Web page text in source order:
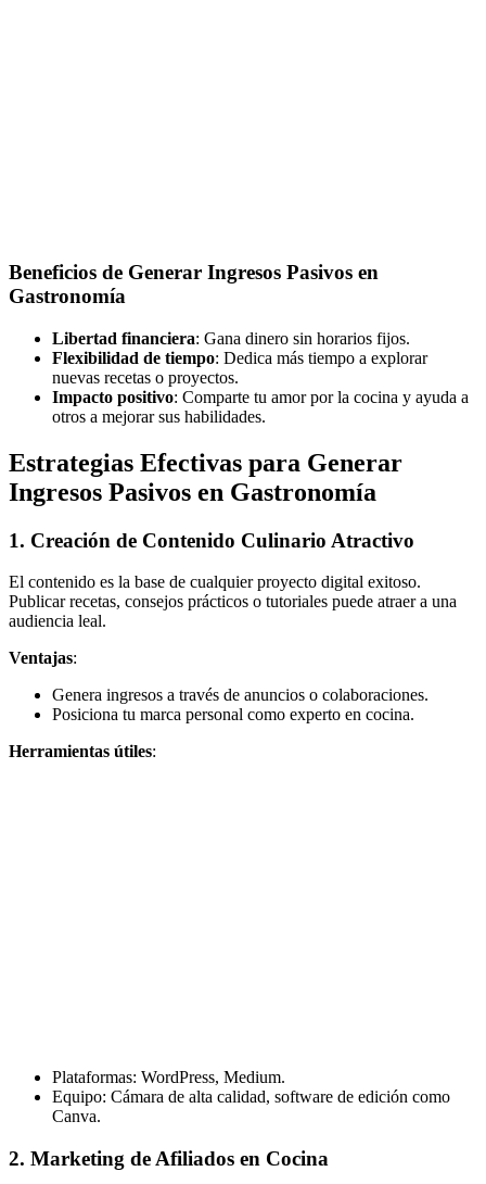
Beneficios de Generar Ingresos Pasivos en
Gastronomía
Libertad financiera: Gana dinero sin horarios fijos.
Flexibilidad de tiempo: Dedica más tiempo a explorar
nuevas recetas o proyectos.
Impacto positivo: Comparte tu amor por la cocina y ayuda a
otros a mejorar sus habilidades.
Estrategias Efectivas para Generar
Ingresos Pasivos en Gastronomía
1. Creación de Contenido Culinario Atractivo
El contenido es la base de cualquier proyecto digital exitoso.
Publicar recetas, consejos prácticos o tutoriales puede atraer a una
audiencia leal.
Ventajas:
Genera ingresos a través de anuncios o colaboraciones.
Posiciona tu marca personal como experto en cocina.
Herramientas útiles:
Plataformas: WordPress, Medium.
Equipo: Cámara de alta calidad, software de edición como
Canva.
2. Marketing de Afiliados en Cocina